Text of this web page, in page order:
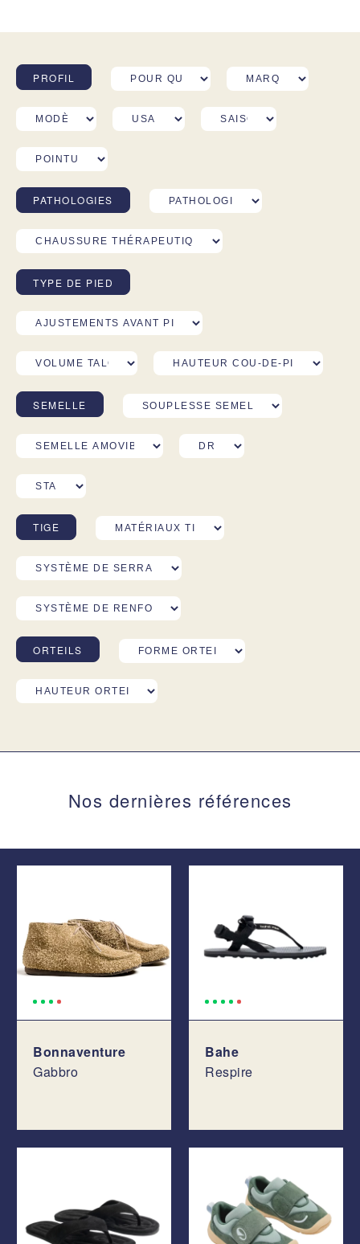
PROFIL
PATHOLOGIES
TYPE DE PIED
SEMELLE
TIGE
ORTEILS
Nos dernières références
Bonnaventure
Gabbro
Bahe
Respire